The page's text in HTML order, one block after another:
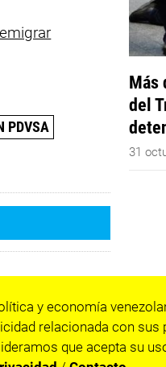
PDVSA
Más
del
31
y economía
relacionada con
que acepta su